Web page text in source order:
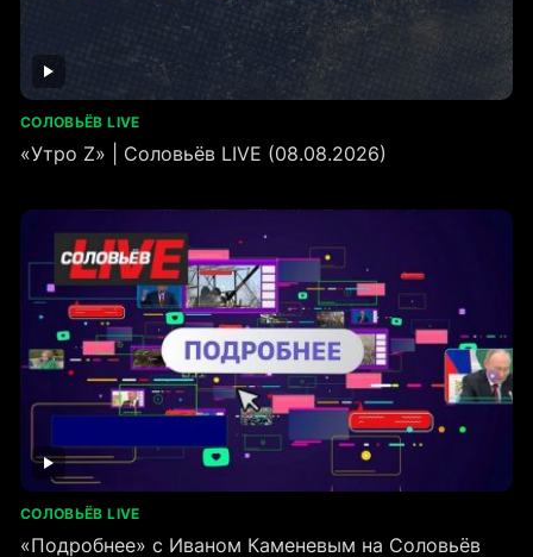
СОЛОВЬЁВ LIVE
«Утро Z» | Соловьёв LIVE (08.08.2026)
СОЛОВЬЁВ LIVE
«Подробнее» с Иваном Каменевым на Соловьёв